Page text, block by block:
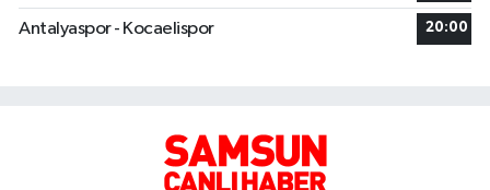
Antalyaspor - Kocaelispor 20:00